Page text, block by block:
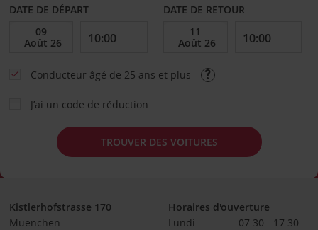
DATE DE DÉPART DATE DE RETOUR
Conducteur âgé de 25 ans et plus
J’ai un code de réduction
TROUVER DES VOITURES
Kistlerhofstrasse 170
Muenchen
Horaires d'ouverture
Lundi
07:30 - 17:30